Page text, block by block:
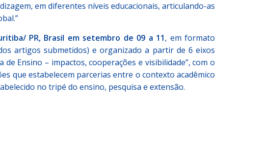
em diferentes níveis educacionais, articulando-as
PR, Brasil em setembro de 09 a 11, em formato
artigos submetidos) e organizado a partir de 6 eixos
Ensino – impactos, cooperações e visibilidade”, com o
que estabelecem parcerias entre o contexto acadêmico
no tripé do ensino, pesquisa e extensão.